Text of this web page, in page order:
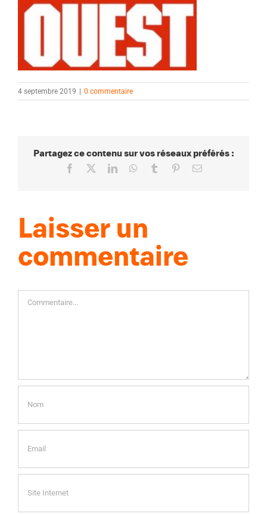
4 septembre 2019 0 commentaire
Partagez ce contenu sur vos réseaux préférés :
Facebook LinkedInWhatsApp
Tumblr PinterestEmail
Laisser un
commentaire
Commentaire